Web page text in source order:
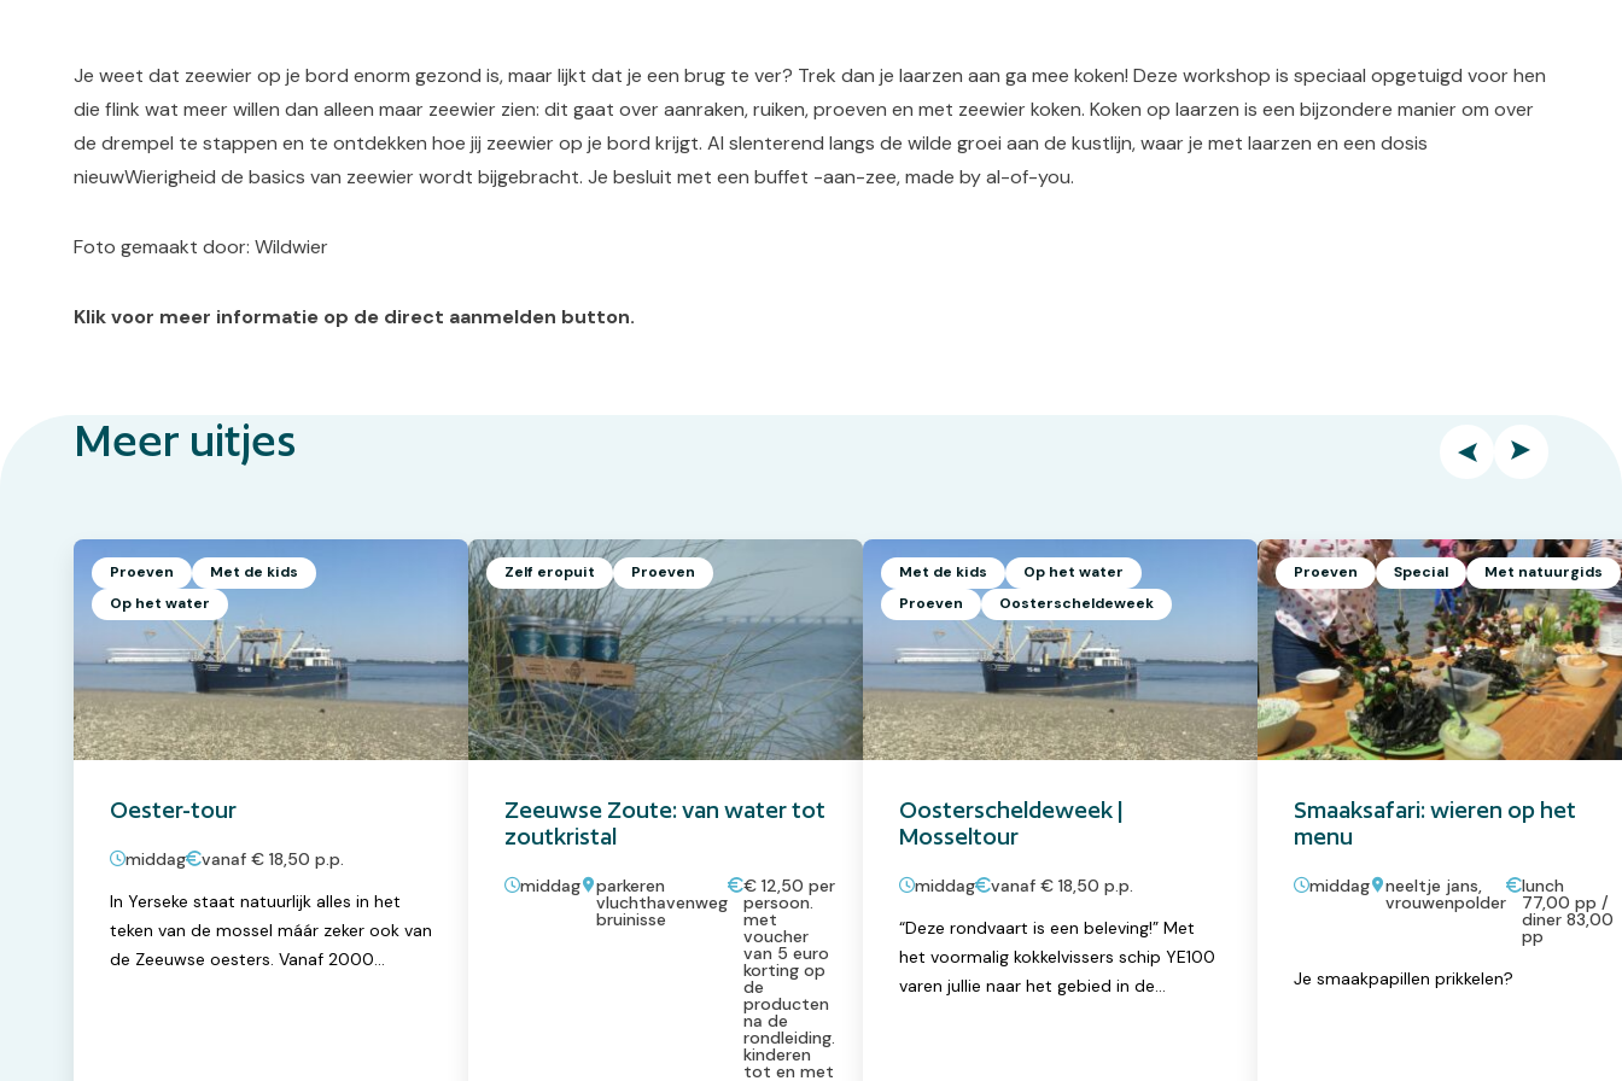
Je weet dat zeewier op je bord enorm gezond is, maar lijkt dat je een brug te ver? Trek dan je laarzen aan ga mee koken! Deze workshop is speciaal opgetuigd voor hen
die flink wat meer willen dan alleen maar zeewier zien: dit gaat over aanraken, ruiken, proeven en met zeewier koken. Koken op laarzen is een bijzondere manier om over
de drempel te stappen en te ontdekken hoe jij zeewier op je bord krijgt. Al slenterend langs de wilde groei aan de kustlijn, waar je met laarzen en een dosis
nieuwWierigheid de basics van zeewier wordt bijgebracht. Je besluit met een buffet -aan-zee, made by al-of-you.
Foto gemaakt door: Wildwier
Klik voor meer informatie op de direct aanmelden button.
Meer uitjes
Proeven
Met de kids
Op het water
Oester-tour
middag
vanaf € 18,50 p.p.
In Yerseke staat natuurlijk alles in het
teken van de mossel máár zeker ook van
de Zeeuwse oesters. Vanaf 2000
Zelf eropuit Proeven
Zeeuwse Zoute: van water tot
zoutkristal
middag parkeren
vluchthavenweg
bruinisse
€ 12,50 per
persoon.
met
voucher
van 5 euro
korting op
de
producten
na de
rondleiding.
kinderen
tot en met
Met de kids
Op het water
Proeven
Oosterscheldeweek
Oosterscheldeweek |
Mosseltour
middag
vanaf € 18,50 p.p.
“Deze rondvaart is een beleving!” Met
het voormalig kokkelvissers schip YE100
varen jullie naar het gebied in de
Proeven Special Met natuurgids
Smaaksafari: wieren op het
menu
middag neeltje jans,
vrouwenpolder
lunch
77,00 pp /
diner 83,00
pp
Je smaakpapillen prikkelen?